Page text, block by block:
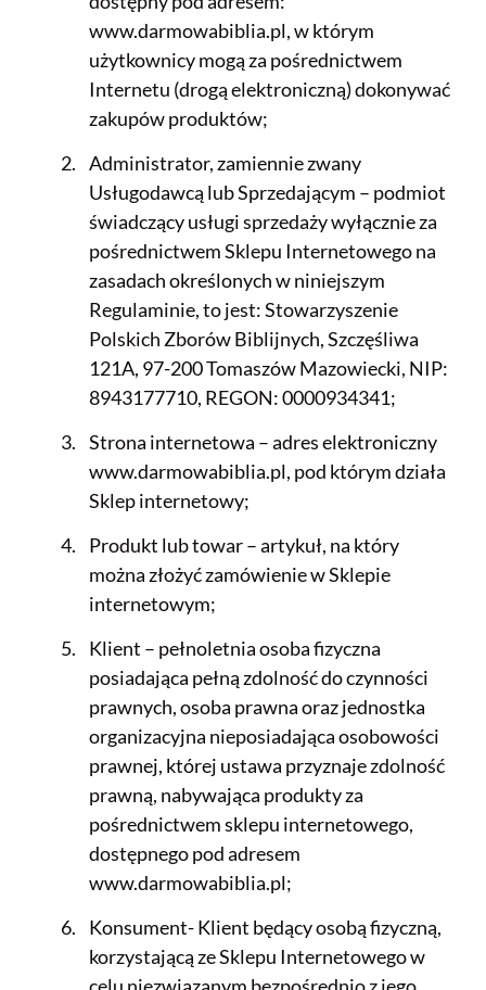
www.darmowabiblia.pl, w którym
użytkownicy mogą za pośrednictwem
Internetu (drogą elektroniczną) dokonywać
zakupów produktów;
Administrator, zamiennie zwany
Usługodawcą lub Sprzedającym – podmiot
świadczący usługi sprzedaży wyłącznie za
pośrednictwem Sklepu Internetowego na
zasadach określonych w niniejszym
Regulaminie, to jest: Stowarzyszenie
Polskich Zborów Biblijnych, Szczęśliwa
121A, 97-200 Tomaszów Mazowiecki, NIP:
8943177710, REGON: 0000934341;
Strona internetowa – adres elektroniczny
www.darmowabiblia.pl, pod którym działa
Sklep internetowy;
Produkt lub towar – artykuł, na który
można złożyć zamówienie w Sklepie
internetowym;
Klient – pełnoletnia osoba fizyczna
posiadająca pełną zdolność do czynności
prawnych, osoba prawna oraz jednostka
organizacyjna nieposiadająca osobowości
prawnej, której ustawa przyznaje zdolność
prawną, nabywająca produkty za
pośrednictwem sklepu internetowego,
dostępnego pod adresem
www.darmowabiblia.pl;
Konsument- Klient będący osobą fizyczną,
korzystającą ze Sklepu Internetowego w